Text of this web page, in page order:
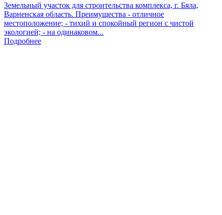
Земельный участок для строительства комплекса, г. Бяла,
Варненская область. Преимущества - отличное
местоположение; - тихий и спокойный регион с чистой
экологией; - на одинаковом...
Подробнее